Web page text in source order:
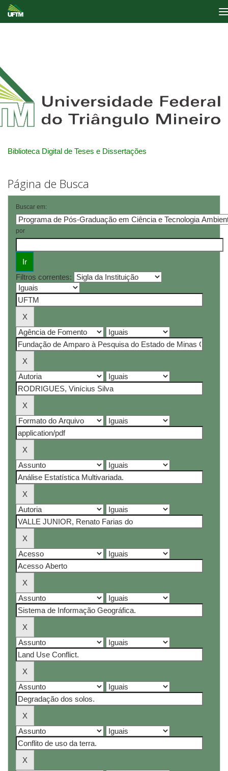
Biblioteca Digital de Teses e Dissertações
Página de Busca
Buscar em:
por
Filtros correntes: